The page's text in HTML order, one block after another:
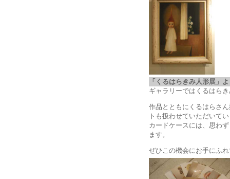
「くるはらきみ人形展
ギャラリーではくるはら
作品とともにくるはらさ
トも扱わせていただいて
カードケースには、思わ
ます。
ぜひこの機会にお手にふ